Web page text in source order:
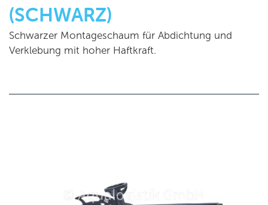
(SCHWARZ)
Schwarzer Montageschaum für Abdichtung und
Verklebung mit hoher Haftkraft.